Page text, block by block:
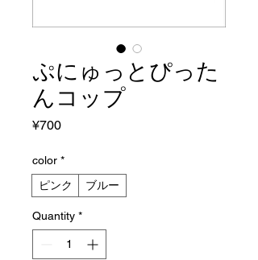
ぷにゅっとぴった
んコップ
¥700Price
color *
ピンク
ブルー
Quantity *